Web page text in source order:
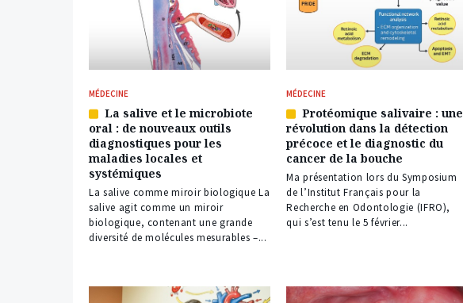
MÉDECINE
Article
réservé
à
nos
abonnés
La salive et le microbiote
oral : de nouveaux outils
diagnostiques pour les
maladies locales et
systémiques
La salive comme miroir biologique La
salive agit comme un miroir
biologique, contenant une grande
diversité de molécules mesurables –...
MÉDECINE
Article
réservé
à
nos
abonnés
Protéomique salivaire : une
révolution dans la détection
précoce et le diagnostic du
cancer de la bouche
Ma présentation lors du Symposium
de l’Institut Français pour la
Recherche en Odontologie (IFRO),
qui s’est tenu le 5 février...